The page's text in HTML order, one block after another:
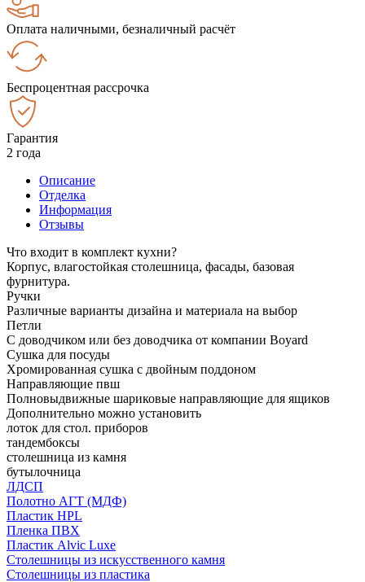
Оплата наличными, безналичный расчёт
Беспроцентная рассрочка
Гарантия
2 года
Описание
Отделка
Информация
Отзывы
Что входит в комплект кухни?
Корпус, влагостойкая столешница, фасады, базовая
фурнитура.
Ручки
Различные варианты дизайна и материала на выбор
Петли
С доводчиком или без доводчика от компании Boyard
Сушка для посуды
Хромированная сушка с двойным поддоном
Направляющие пвш
Полновыдвижные шариковые направляющие для ящиков
Дополнительно можно установить
лоток для стол. приборов
тандембоксы
столешница из камня
бутылочница
ЛДСП
Полотно АГТ (МДФ)
Пластик HPL
Пленка ПВХ
Пластик Alvic Luxe
Столешницы из искусственного камня
Столешницы из пластика